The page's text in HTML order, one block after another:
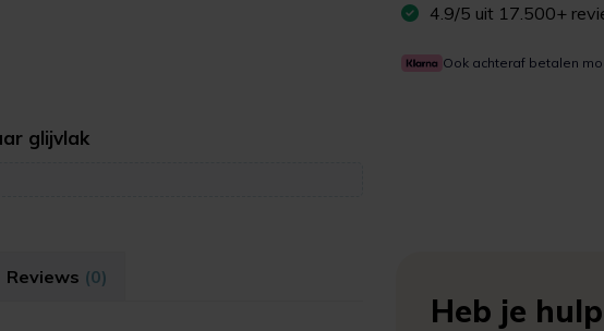
glijvlak
4.9/5 uit 17.500+
Ook achteraf betalen
Reviews (0)
Heb je hulp